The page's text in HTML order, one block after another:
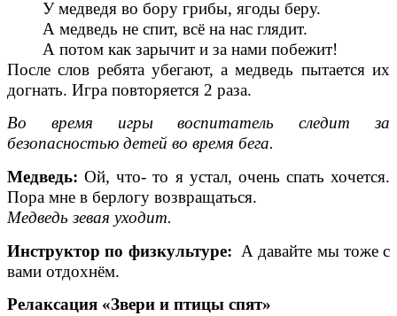
У медведя во бору грибы, ягоды беру.
А медведь не спит, всё на нас глядит.
А потом как зарычит и за нами побежит!
После слов ребята убегают, а медведь пытается их
догнать. Игра повторяется 2 раза.
Во время игры воспитатель следит за
безопасностью детей во время бега.
Медведь:Ой, что- то я устал, очень спать хочется.
Пора мне в берлогу возвращаться.
Медведь зевая уходит.
Инструктор по физкультуре: А давайте мы тоже с
вами отдохнём.
Релаксация «Звери и птицы спят»